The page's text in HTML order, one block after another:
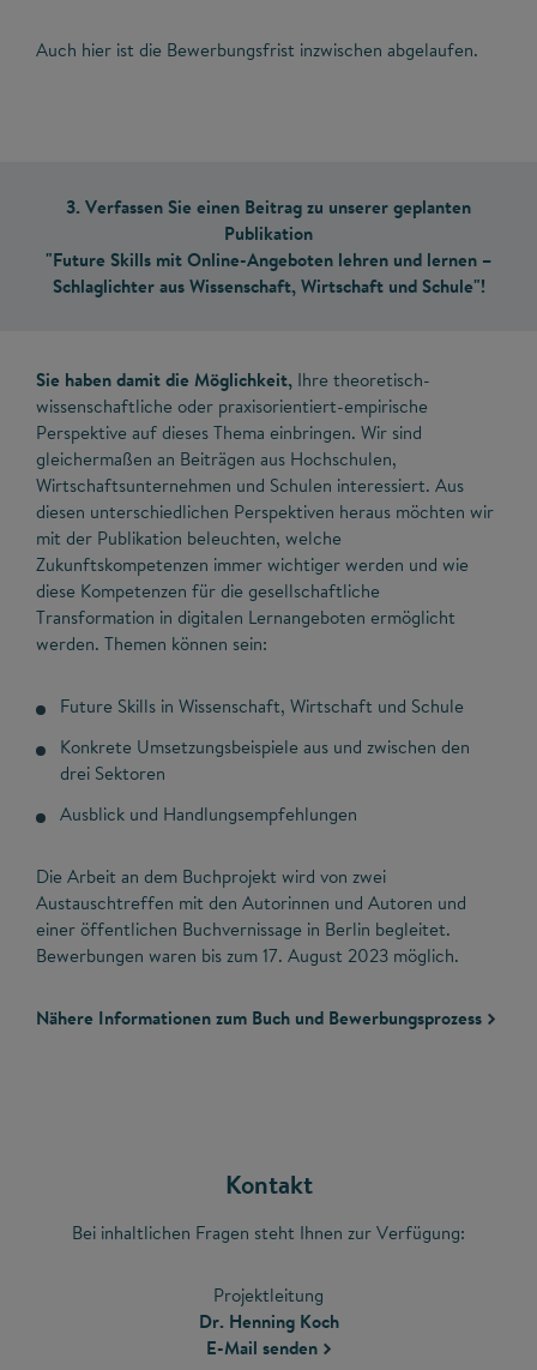
Auch hier ist die Bewerbungsfrist inzwischen abgelaufen.
3. Verfassen Sie einen Beitrag zu unserer geplanten
Publikation
"Future Skills mit Online-Angeboten lehren und lernen –
Schlaglichter aus Wissenschaft, Wirtschaft und Schule"!
Sie haben damit die Möglichkeit, Ihre theoretisch-
wissenschaftliche oder praxisorientiert-empirische
Perspektive auf dieses Thema einbringen. Wir sind
gleichermaßen an Beiträgen aus Hochschulen,
Wirtschaftsunternehmen und Schulen interessiert. Aus
diesen unterschiedlichen Perspektiven heraus möchten wir
mit der Publikation beleuchten, welche
Zukunftskompetenzen immer wichtiger werden und wie
diese Kompetenzen für die gesellschaftliche
Transformation in digitalen Lernangeboten ermöglicht
werden. Themen können sein:
Future Skills in Wissenschaft, Wirtschaft und Schule
Konkrete Umsetzungsbeispiele aus und zwischen den
drei Sektoren
Ausblick und Handlungsempfehlungen
Die Arbeit an dem Buchprojekt wird von zwei
Austauschtreffen mit den Autorinnen und Autoren und
einer öffentlichen Buchvernissage in Berlin begleitet.
Bewerbungen waren bis zum 17. August 2023 möglich.
Nähere Informationen zum Buch und Bewerbungsprozess
Kontakt
Bei inhaltlichen Fragen steht Ihnen zur Verfügung:
Projektleitung
Dr. Henning Koch
E-Mail senden